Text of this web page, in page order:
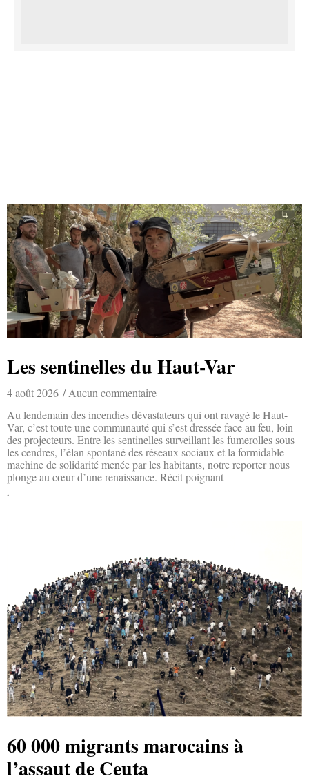
Les sentinelles du Haut-Var
4 août 2026
Aucun commentaire
Au lendemain des incendies dévastateurs qui ont ravagé le Haut-
Var, c’est toute une communauté qui s’est dressée face au feu, loin
des projecteurs. Entre les sentinelles surveillant les fumerolles sous
les cendres, l’élan spontané des réseaux sociaux et la formidable
machine de solidarité menée par les habitants, notre reporter nous
plonge au cœur d’une renaissance. Récit poignant
60 000 migrants marocains à
l’assaut de Ceuta